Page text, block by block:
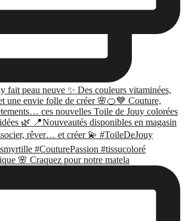
🌸 Craquez pour notre matela